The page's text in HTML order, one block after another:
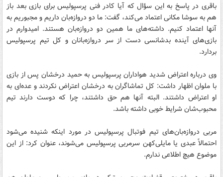
باقری در پاسخ به این سؤال که آیا کادر فنی پرسپولیس برای بازی بعد باز
هم به سوشا مکانی اعتماد می‌کند، گفت: ما دو دروازه‌بان داریم و مجبوریم به
آنها اعتماد کنیم. داشته‌های ما همین دو دروازه‌بان هستند. امیدوارم در
بازی‌های آینده بدشانسی دست از سر دروازه‌بانان و کل تیم پرسپولیس
بردارد.
وی درباره اعتراض شدید هواداران پرسپولیس به حمید درخشان پس از بازی
با ملوان اظهار داشت: کل تماشاگران به درخشان اعتراض نکردند و عده‌ای به
او اعتراض داشتند. البته آنها هم حق داشتند، چرا که دوست دارند تیم
محبوب‌شان شرایط خوبی داشته باشد.
مربی دروازه‌بان‌های تیم فوتبال پرسپولیس در مورد اینکه شنیده می‌شود
احتمالاً عبدی یا مایلی‌کهن سرمربی پرسپولیس می‌شوند، عنوان کرد: از این
موضوع هیچ اطلاعی ندارم.